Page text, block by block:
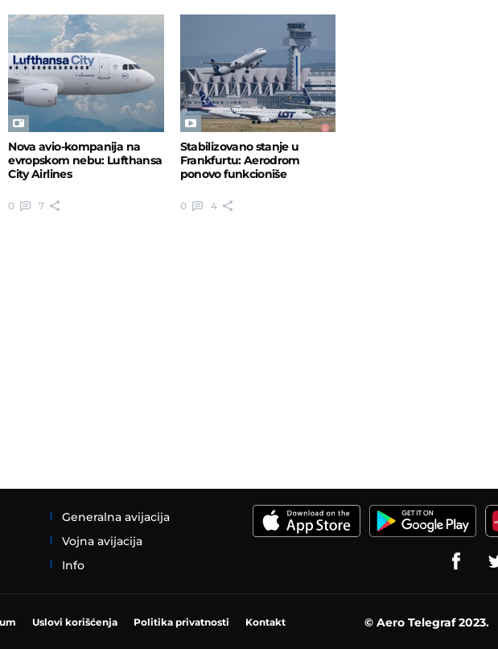
Nova avio-kompanija na
evropskom nebu: Lufthansa
City Airlines
0 7
Stabilizovano stanje u
Frankfurtu: Aerodrom
ponovo funkcioniše
0 4
Generalna avijacija
Vojna avijacija
Info
Uslovi korišćenja Politika privatnosti Kontakt © Aero Telegraf 2023.